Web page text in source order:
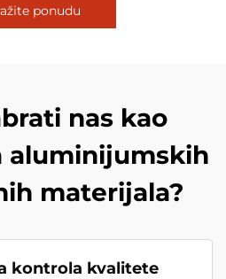
ponudu
nas kao
aluminijumskih
materijala?
kontrola kvalitete